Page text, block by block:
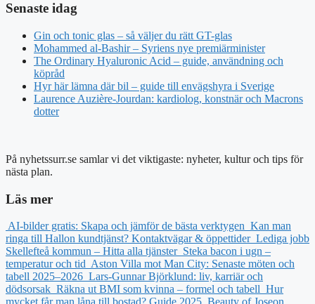
Senaste idag
Gin och tonic glas – så väljer du rätt GT-glas
Mohammed al-Bashir – Syriens nye premiärminister
The Ordinary Hyaluronic Acid – guide, användning och
köpråd
Hyr här lämna där bil – guide till envägshyra i Sverige
Laurence Auzière-Jourdan: kardiolog, konstnär och Macrons
dotter
På nyhetssurr.se samlar vi det viktigaste: nyheter, kultur och tips för
nästa plan.
Läs mer
AI-bilder gratis: Skapa och jämför de bästa verktygen Kan man
ringa till Hallon kundtjänst? Kontaktvägar & öppettider Lediga jobb
Skellefteå kommun – Hitta alla tjänster Steka bacon i ugn –
temperatur och tid Aston Villa mot Man City: Senaste möten och
tabell 2025–2026 Lars-Gunnar Björklund: liv, karriär och
dödsorsak Räkna ut BMI som kvinna – formel och tabell Hur